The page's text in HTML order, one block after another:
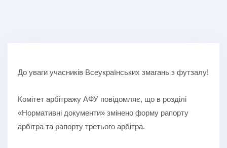
До уваги учасників Всеукраїнських змагань з футзалу!
Комітет арбітражу АФУ повідомляє, що в розділі
«Нормативні документи» змінено форму рапорту
арбітра та рапорту третього арбітра.